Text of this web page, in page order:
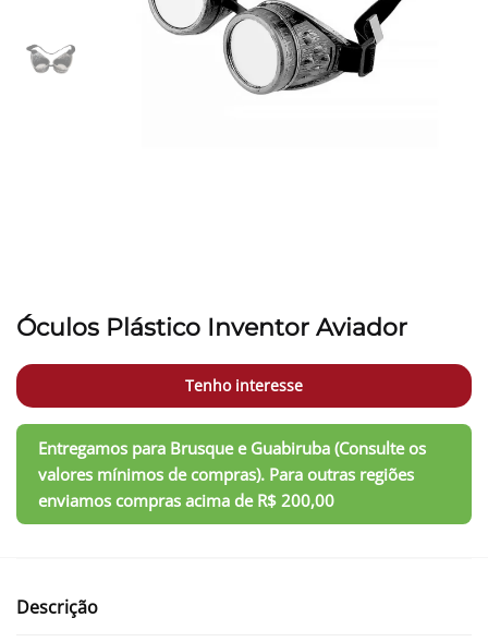
Óculos Plástico Inventor Aviador
Tenho interesse
Descrição